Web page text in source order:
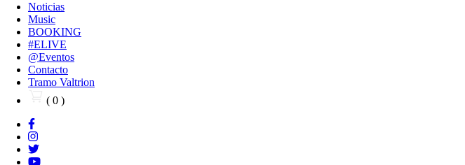
Noticias
Music
BOOKING
#ELIVE
@Eventos
Contacto
Tramo Valtrion
( 0 )